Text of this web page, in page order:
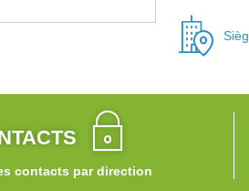
contacts par direction